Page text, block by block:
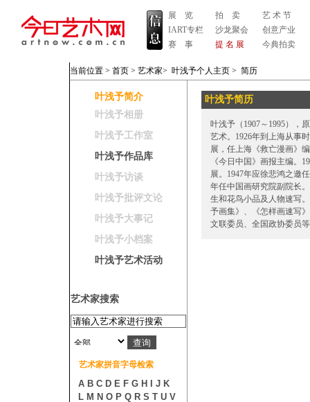
展 览
IART专栏
赛 事
拍 卖
沙龙聚会
提 名 展
艺 术 节
创意产业
今典拍卖
当前位置 > 首页 > 艺术家> 叶浅予个人主页 > 简历
叶浅予简介
叶浅予相册
叶浅予工作室
叶浅予作品库
叶浅予访谈
叶浅予批评文论
叶浅予大事记
叶浅予小档案
叶浅予艺术活动
艺术家搜索
艺术家拼音字母检索
A B C D E F G H J K
L M N O P Q R S T U V
叶浅予简历
叶浅予（1907～1995），
艺术。1926年到上海从事
展，任上海《救亡漫画》
《今日中国》画报主编。
展。1947年应徐悲鸿之邀
年任中国画研究院副院长
生和花鸟小品及人物速写
予画集》、《怎样画速写
文联委员、全国政协委员